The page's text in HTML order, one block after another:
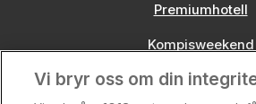
Premiumhotell
Kompisweekend
Vi bryr oss om din